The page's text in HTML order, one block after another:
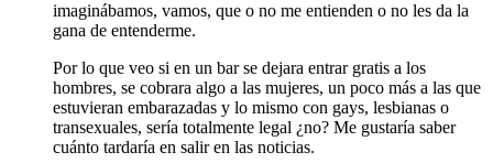
imaginábamos, vamos, que o no me entienden o no les da la
gana de entenderme.
Por lo que veo si en un bar se dejara entrar gratis a los
hombres, se cobrara algo a las mujeres, un poco más a las que
estuvieran embarazadas y lo mismo con gays, lesbianas o
transexuales, sería totalmente legal ¿no? Me gustaría saber
cuánto tardaría en salir en las noticias.